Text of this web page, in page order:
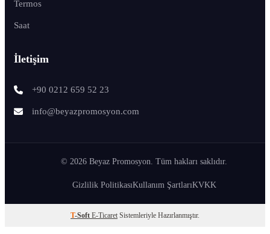
Termos
Saat
İletişim
+90 0212 659 52 23
info@beyazpromosyon.com
© 2026 Beyaz Promosyon. Tüm hakları saklıdır.
Gizlilik PolitikasıKullanım ŞartlarıKVKK
T-Soft E-Ticaret Sistemleriyle Hazırlanmıştır.